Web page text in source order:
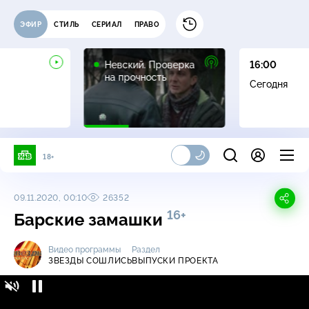
ЭФИР СТИЛЬ СЕРИАЛ ПРАВО
Невский. Проверка
на прочность
16+
16:00
Сегодня
18+
09.11.2020, 00:10 26352
Барские замашки 16+
Видео программы
ЗВЕЗДЫ СОШЛИСЬ
Раздел
ВЫПУСКИ ПРОЕКТА